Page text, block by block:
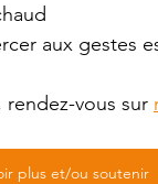
aux gestes
vous sur
plus et/ou soutenir